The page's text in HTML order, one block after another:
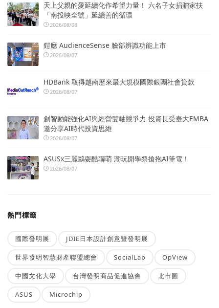
天上父親的愛延續化作希望力量！ 六名子女捐贈家扶
「南投映全號」延續善的循環
2026/08/08
鎧應 AudienceSense 臉部辨識功能上市
2026/08/07
HDBank 取得越南歷來最大規模國際銀團社會貸款
2026/08/07
創智動能強化AI與經營雙軸競爭力 投資長受臺大EMBA
邀分享AI時代投資思維
2026/08/07
ASUSx三麗鷗耍酷聯萌 潮玩開學祭搶抱AI筆電！
2026/08/07
熱門標籤
國際發明展 JDIE日本設計創意暨發明展
世界發明智慧財產聯盟總會 SocialLab OpView
中國文化大學 台灣發明商品促進協會 北市圖
ASUS Microchip